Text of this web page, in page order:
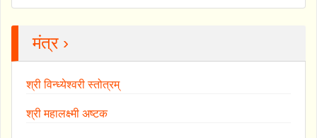
मंत्र ›
श्री विन्ध्येश्वरी स्तोत्रम्
श्री महालक्ष्मी अष्टक